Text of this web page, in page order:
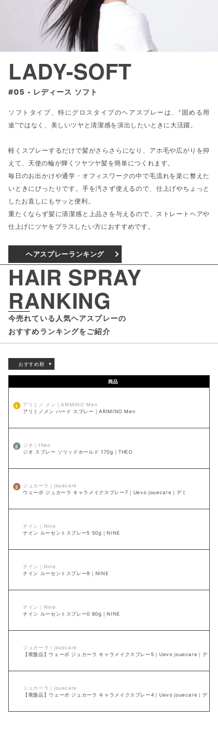
LADY-SOFT
レディース ソフト
ソフトタイプ、特にグロスタイプのヘアスプレーは、“固める用
途”ではなく、美しいツヤと清潔感を演出したいときに大活躍。
軽くスプレーするだけで髪がさらさらになり、アホ毛や広がりを抑
えて、天使の輪が輝くツヤツヤ髪を簡単につくれます。
毎日のお出かけや通学・オフィスワークの中で毛流れを楽に整えた
いときにぴったりです。手を汚さず使えるので、仕上げやちょっと
したお直しにもサッと便利。
重たくならず髪に清潔感と上品さを与えるので、ストレートヘアや
仕上げにツヤをプラスしたい方におすすめです。
ヘアスプレーランキング
HAIR SPRAY
RANKING
今売れている人気ヘアスプレーの
おすすめランキングをご紹介
おすすめ順
商品
アリミノ メン｜ARIMINO Men
アリミノメン ハード スプレー｜ARIMINO Men
ジオ｜theo
ジオ スプレー ソリッドホールド 170g｜THEO
ジュカーラ｜jouecare
ウェーボ ジュカーラ キャラメイクスプレー7｜Uevo jouecare｜デミ
ナイン｜Nine
ナイン ルーセントスプレー5 50g｜NINE
ナイン｜Nine
ナイン ルーセントスプレー9｜NINE
ナイン｜Nine
ナイン ルーセントスプレー0 60g｜NINE
ジュカーラ｜jouecare
【廃盤品】ウェーボ ジュカーラ キャラメイクスプレー5｜Uevo jouecare｜デミ
ジュカーラ｜jouecare
【廃盤品】ウェーボ ジュカーラ キャラメイクスプレー4｜Uevo jouecare｜デミ